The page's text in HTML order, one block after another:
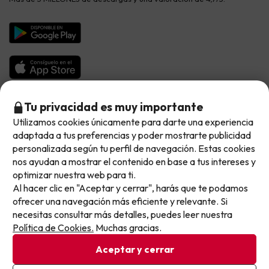
No llegas tarde: llegas al siguiente.
Este chollo ya ha caducado, pero cada día lanzamos
nuevas oportunidades para viajar mejor y pagar
menos.
Apúntate y que el próximo no se te escape.
Pon tu mejor e-mail
Hoteles Salou
Chollos con Todo Incluido
Chollos en la playa
Chollos con Vuelo Incluido
Hoteles con toboganes
Selección de la Newsletter
Los favoritos de nuestros clientes
Vacaciones en Octubre
Vacaciones en Noviembre
Preguntas frecuentes
Métodos de pago disponibles
Condiciones generales
Privacidad datos
Política de cookies
Viajes para ti S.L.U. Copyright © Buscounchollo.com 2010 -
2026
Tu privacidad es muy importante
Utilizamos cookies únicamente para darte una experiencia
adaptada a tus preferencias y poder mostrarte publicidad
personalizada según tu perfil de navegación. Estas cookies
nos ayudan a mostrar el contenido en base a tus intereses y
optimizar nuestra web para ti.
Al hacer clic en "Aceptar y cerrar", harás que te podamos
ofrecer una navegación más eficiente y relevante. Si
necesitas consultar más detalles, puedes leer nuestra
Política de Cookies. Muchas gracias.
Aceptar y cerrar